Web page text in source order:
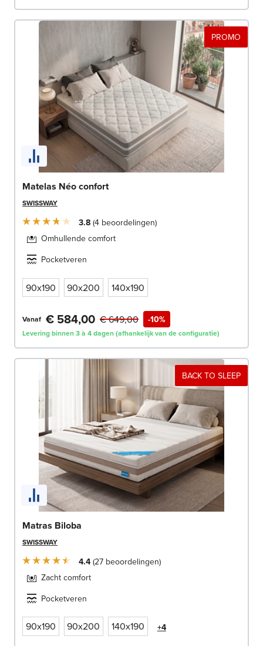
PROMO
Matelas Néo confort
SWISSWAY
3.8 4 beoordelingen
Omhullende comfort
Pocketveren
90x190 90x200 140x190
Vanaf € 584,00 -10%
€ 649,00
Levering binnen 3 à 4 dagen (afhankelijk van de configuratie)
BACK TO SLEEP
Matras Biloba
SWISSWAY
4.4 27 beoordelingen
Zacht comfort
Pocketveren
90x190 90x200 140x190 +4